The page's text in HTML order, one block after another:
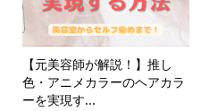
【元美容師が解説！】推し
色・アニメカラーのヘアカラ
ーを実現す...